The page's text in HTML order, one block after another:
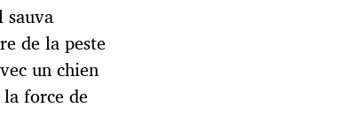
de la peste
un chien
force de